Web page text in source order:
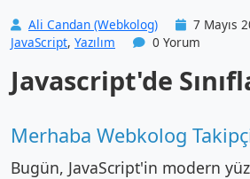
Ali Candan (Webkolog)
7 Mayıs
JavaScript, Yazılım 0 Yorum
Javascript'de
Merhaba Webkolog
Bugün, JavaScript'in modern